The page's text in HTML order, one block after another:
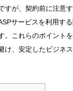
すが、契約前に注意
サービスを利用す
。これらのポイント
け、安定したビジネ